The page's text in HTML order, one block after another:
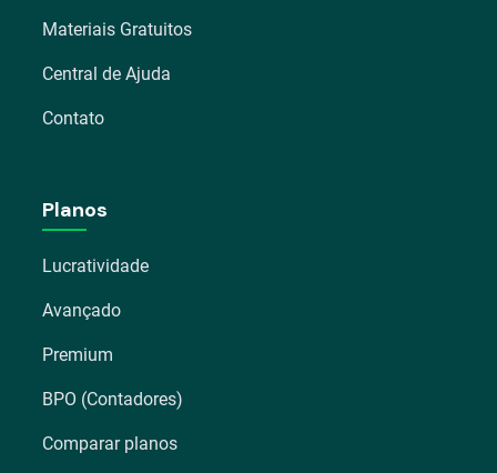
Materiais Gratuitos
Central de Ajuda
Contato
Planos
Lucratividade
Avançado
Premium
BPO (Contadores)
Comparar planos